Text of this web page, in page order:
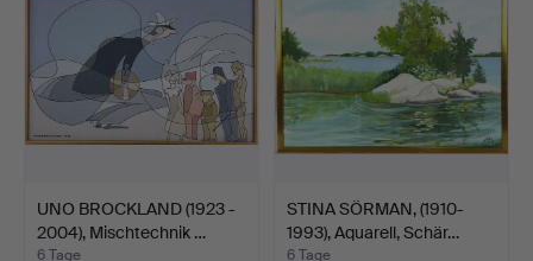
UNO BROCKLAND (1923 -
2004), Mischtechnik …
6 Tage
STINA SÖRMAN, (1910-
1993), Aquarell, Schär…
6 Tage